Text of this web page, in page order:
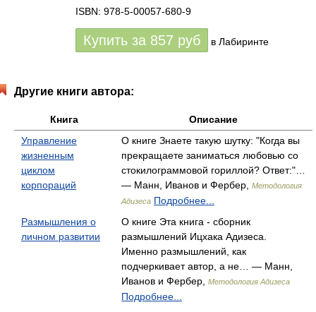
ISBN: 978-5-00057-680-9
Купить за 857 руб в Лабиринте
Другие книги автора:
Книга
Описание
Управление
жизненным
циклом
корпораций
О книге Знаете такую шутку: "Когда вы
прекращаете заниматься любовью со
стокилограммовой гориллой? Ответ:"…
— Манн, Иванов и Фербер,
Методология
Адизеса Подробнее...
Размышления о
личном развитии
О книге Эта книга - сборник
размышлений Ицхака Адизеса.
Именно размышлений, как
подчеркивает автор, а не… — Манн,
Иванов и Фербер,
Методология Адизеса
Подробнее...